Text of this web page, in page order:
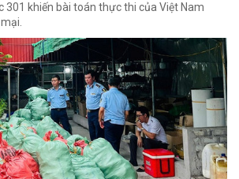
301 khiến bài toán thực thi của Việt Nam